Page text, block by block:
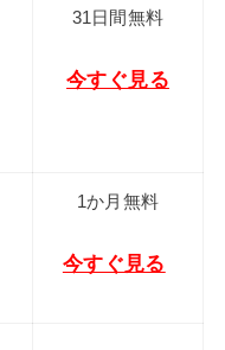
31日間無料
今すぐ見る
1か月無料
今すぐ見る